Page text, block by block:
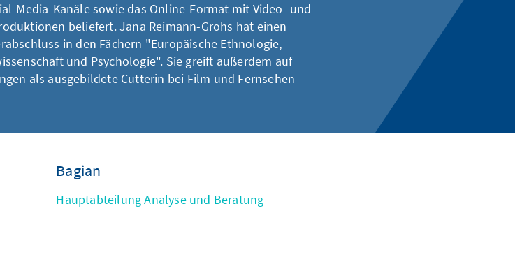
Media-Kanäle sowie das Online-Format mit Video- und
beliefert. Jana Reimann-Grohs hat einen
in den Fächern "Europäische Ethnologie,
und Psychologie". Sie greift außerdem auf
als ausgebildete Cutterin bei Film und Fernsehen
Bagian
Hauptabteilung Analyse und Beratung